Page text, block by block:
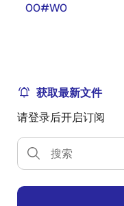
00#W0
获取最新文件
请登录后开启订阅